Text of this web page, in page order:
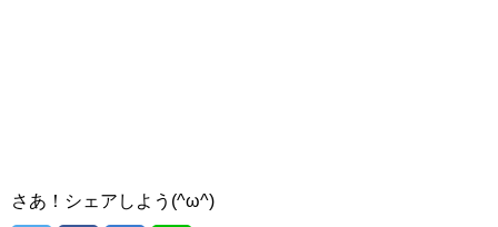
さあ！シェアしよう(^ω^)